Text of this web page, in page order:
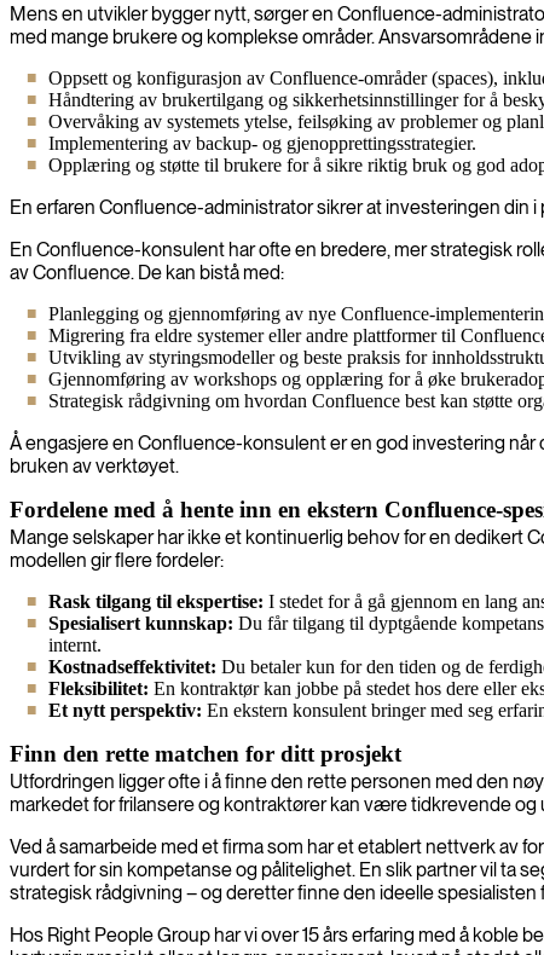
Mens en utvikler bygger nytt, sørger en Confluence-
med mange brukere og komplekse områder. Ansvarsområdene
Oppsett og konfigurasjon av Confluence-områder (spaces),
Håndtering av brukertilgang og sikkerhetsinnstillinger for å
Overvåking av systemets ytelse, feilsøking av problemer og
Implementering av backup- og gjenopprettingsstrategier.
Opplæring og støtte til brukere for å sikre riktig bruk og god
En erfaren Confluence-administrator sikrer at investeringen din
En Confluence-konsulent har ofte en bredere, mer strategisk
av Confluence. De kan bistå med:
Planlegging og gjennomføring av nye Confluence-
Migrering fra eldre systemer eller andre plattformer til
Utvikling av styringsmodeller og beste praksis for
Gjennomføring av workshops og opplæring for å øke
Strategisk rådgivning om hvordan Confluence best kan støtte
Å engasjere en Confluence-konsulent er en god investering
bruken av verktøyet.
Fordelene med å hente inn en ekstern Confluence-
Mange selskaper har ikke et kontinuerlig behov for en dedikert
modellen gir flere fordeler:
Rask tilgang til ekspertise: I stedet for å gå gjennom en lang
Spesialisert kunnskap: Du får tilgang til dyptgående
internt.
Kostnadseffektivitet: Du betaler kun for den tiden og de
Fleksibilitet: En kontraktør kan jobbe på stedet hos dere eller
Et nytt perspektiv: En ekstern konsulent bringer med seg
Finn den rette matchen for ditt prosjekt
Utfordringen ligger ofte i å finne den rette personen med den
markedet for frilansere og kontraktører kan være tidkrevende
Ved å samarbeide med et firma som har et etablert nettverk av
vurdert for sin kompetanse og pålitelighet. En slik partner vil ta
strategisk rådgivning – og deretter finne den ideelle spesialisten
Hos Right People Group har vi over 15 års erfaring med å